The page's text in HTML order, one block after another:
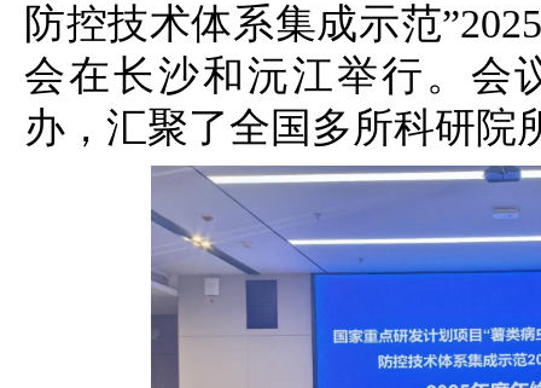
防控技术体系集成示范
会在长沙和沅江举行。会
办，汇聚了全国多所科研院